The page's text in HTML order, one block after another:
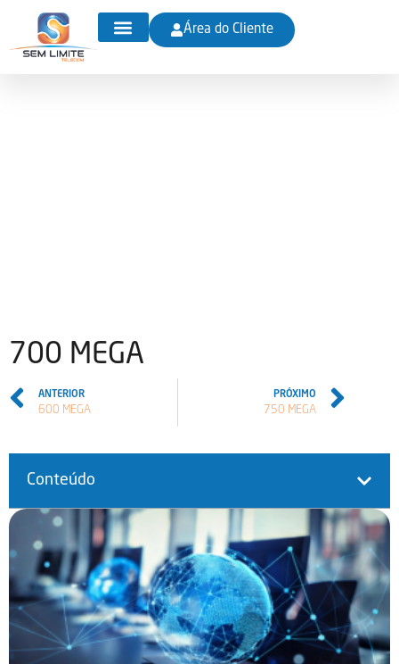
Área do Cliente
700 MEGA
ANTERIOR
600 MEGA
PRÓXIMO
750 MEGA
Conteúdo
Chamar no WhatsApp